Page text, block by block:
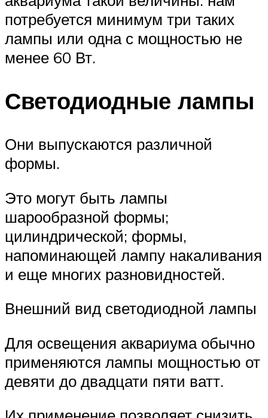
потребуется минимум три таких
лампы или одна с мощностью не
менее 60 Вт.
Светодиодные лампы
Они выпускаются различной
формы.
Это могут быть лампы
шарообразной формы;
цилиндрической; формы,
напоминающей лампу накаливания
и еще многих разновидностей.
Внешний вид светодиодной лампы
Для освещения аквариума обычно
применяются лампы мощностью от
девяти до двадцати пяти ватт.